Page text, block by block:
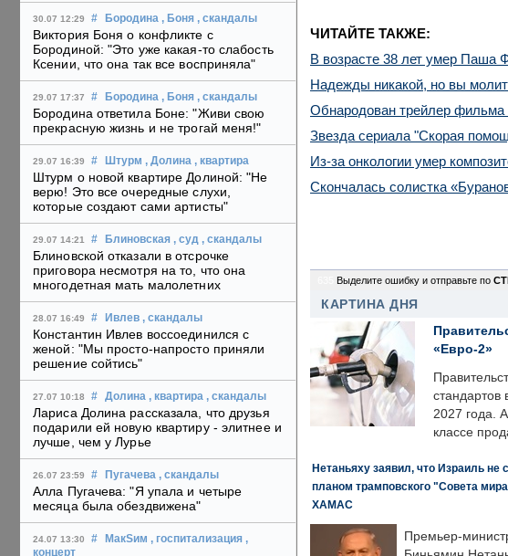
30.07 12:29 # Бородина , Боня , скандалы
Виктория Боня о конфликте с
Бородиной: "Это уже какая-то слабость
Ксении, что она так все восприняла"
29.07 17:37 # Бородина , Боня , скандалы
Бородина ответила Боне: "Живи свою
прекрасную жизнь и не трогай меня!"
29.07 16:39 # Штурм , Долина , квартира
Штурм о новой квартире Долиной: "Не
верю! Это все очередные слухи,
которые создают сами артисты"
29.07 14:21 # Блиновская , суд , скандалы
Блиновской отказали в отсрочке
приговора несмотря на то, что она
многодетная мать малолетних
28.07 16:49 # Ивлев , скандалы
Константин Ивлев воссоединился с
женой: "Мы просто-напросто приняли
решение сойтись"
27.07 10:18 # Долина , квартира , скандалы
Лариса Долина рассказала, что друзья
подарили ей новую квартиру - элитнее и
лучше, чем у Лурье
26.07 23:59 # Пугачева , скандалы
Алла Пугачева: "Я упала и четыре
месяца была обездвижена"
24.07 13:30 # МакSим , госпитализация ,
концерт
ЧИТАЙТЕ ТАКЖЕ:
В возрасте 38 лет умер Паша
Надежды никакой, но вы
Обнародован трейлер фильма
Звезда сериала "Скорая
Из-за онкологии умер
Скончалась солистка
Выделите ошибку и отправьте по
КАРТИНА ДНЯ
«Евро-2»
стандартов
2027 года.
классе
Нетаньяху заявил, что Израиль не
планом трамповского "Совета
ХАМАС
Премьер-